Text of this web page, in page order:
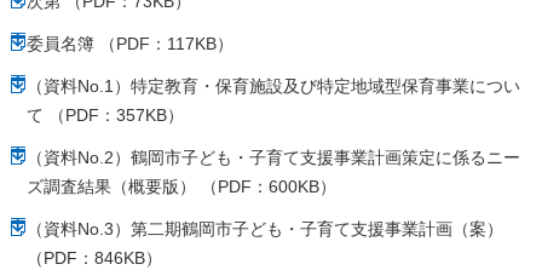
委員名簿 （PDF：117KB）
（資料No.1）特定教育・保育施設及び特定地域型保育事業につい
て （PDF：357KB）
（資料No.2）鶴岡市子ども・子育て支援事業計画策定に係るニー
ズ調査結果（概要版） （PDF：600KB）
（資料No.3）第二期鶴岡市子ども・子育て支援事業計画（案）
（PDF：846KB）